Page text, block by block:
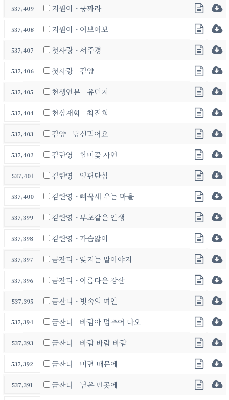
537,409 지원이 - 쿵짜라
537,408 지원이 - 여보여보
537,407 첫사랑 - 서주경
537,406 첫사랑 - 김양
537,405 천생연분 - 유민지
537,404 천상재회 - 최진희
537,403 김양 - 당신믿어요
537,402 김란영 - 할미꽃 사연
537,401 김란영 - 일편단심
537,400 김란영 - 뻐꾹새 우는 마을
537,399 김란영 - 부초같은 인생
537,398 김란영 - 가슴앓이
537,397 금잔디 - 잊지는 말아야지
537,396 금잔디 - 아름다운 강산
537,395 금잔디 - 빗속의 여인
537,394 금잔디 - 바람아 멈추어 다오
537,393 금잔디 - 바람 바람 바람
537,392 금잔디 - 미련 때문에
537,391 금잔디 - 님은 먼곳에